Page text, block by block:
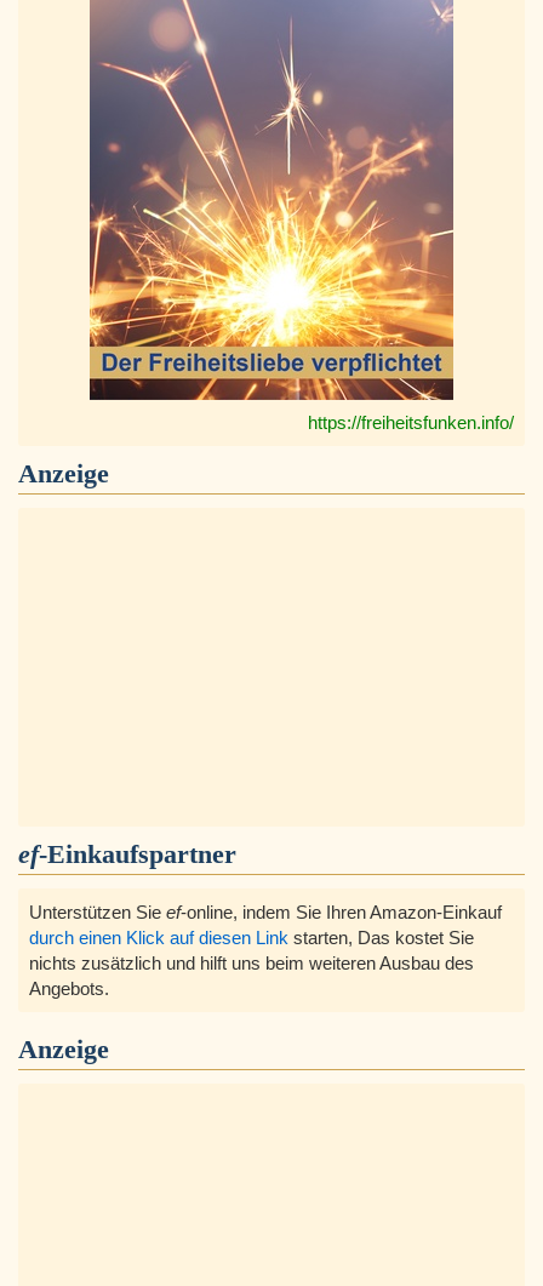
https://freiheitsfunken.info/
Anzeige
ef-Einkaufspartner
Unterstützen Sie ef-online, indem Sie Ihren Amazon-Einkauf
durch einen Klick auf diesen Link starten, Das kostet Sie
nichts zusätzlich und hilft uns beim weiteren Ausbau des
Angebots.
Anzeige